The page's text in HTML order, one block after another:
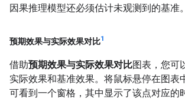
因果推理模型还必须估计未观测到的基准。
预期效果与实际效果对比1
借助预期效果与实际效果对比图表，您可
实际效果和基准效果。将鼠标悬停在图表
可看到一个窗格，其中显示了该点对应的